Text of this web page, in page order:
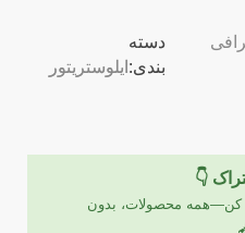
دسته
بندی: ایلوستریتور
👇
کن—همه محصولات، بدون